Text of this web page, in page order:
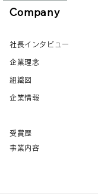
Company
社長インタビュー
企業理念
組織図
企業情報
受賞歴
事業内容